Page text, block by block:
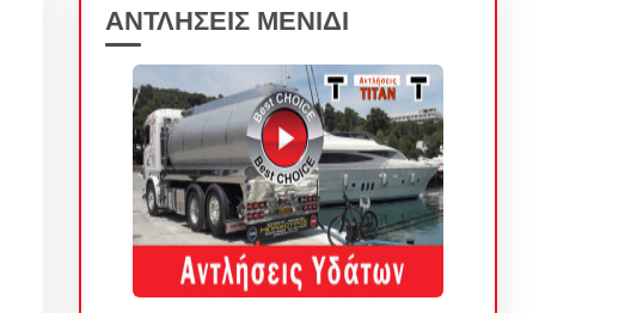
ΑΝΤΛΗΣΕΙΣ ΜΕΝΙΔΙ